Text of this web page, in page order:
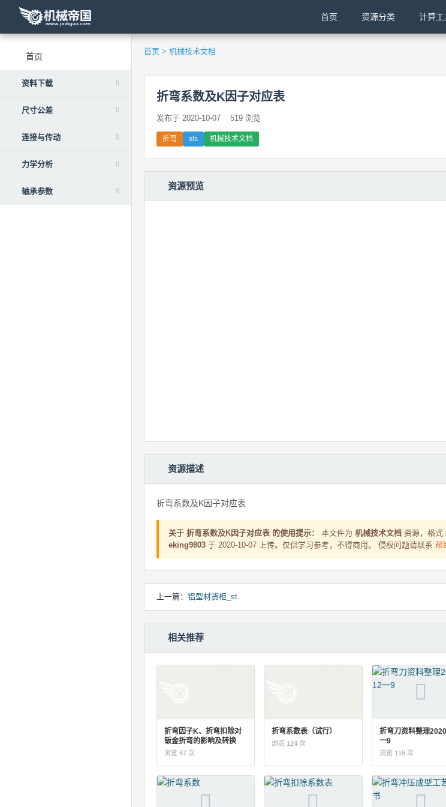
首页 资源分类 计算工
首页
资料下载
尺寸公差
连接与传动
力学分析
轴承参数
首页 > 机械技术文档
折弯系数及K因子对应表
发布于 2020-10-07 519 浏览
折弯 xls 机械技术文档
资源预览
资源描述
折弯系数及K因子对应表
关于 折弯系数及K因子对应表 的使用提示： 本文件为 机械技术文档 资源，格式
eking9803 于 2020-10-07 上传。仅供学习参考，不得商用。 侵权问题请联系 帮
上一篇： 铝型材货柜_st
相关推荐
折弯因子K、折弯扣除对
钣金折弯的影响及转换
浏览 67 次
折弯系数表（试行）
浏览 124 次
折弯刀资料整理
一9
浏览 118 次